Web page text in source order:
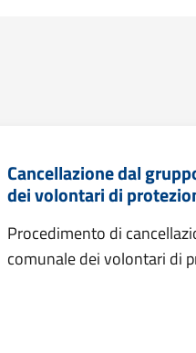
Cancellazione dal
dei volontari di
Procedimento di
comunale dei volontari di